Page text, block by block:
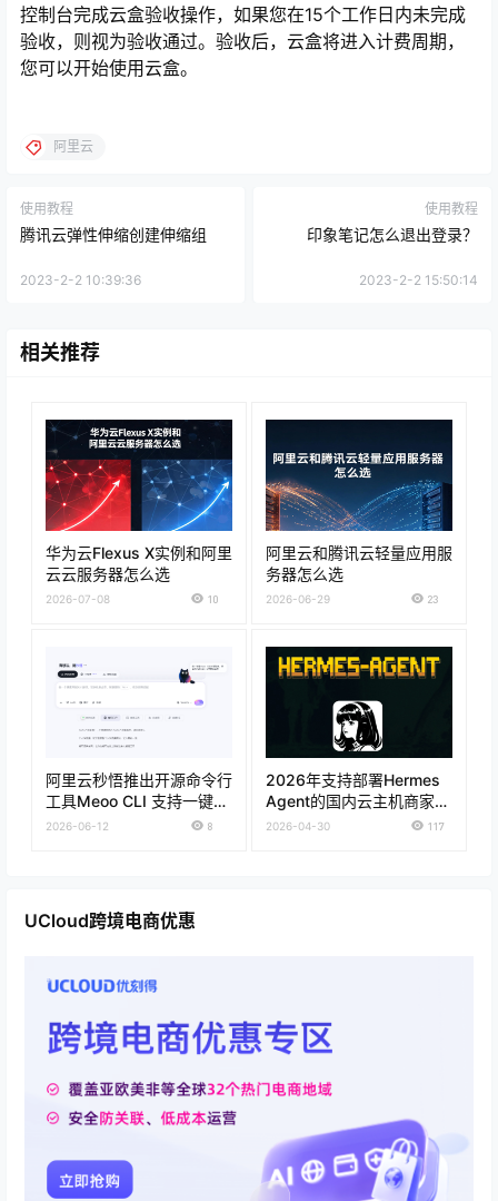
控制台完成云盒验收操作，如果您在15个工作日内未完成
验收，则视为验收通过。验收后，云盒将进入计费周期，
您可以开始使用云盒。
阿里云
使用教程
腾讯云弹性伸缩创建伸缩组
2023-2-2 10:39:36
使用教程
印象笔记怎么退出登录？
2023-2-2 15:50:14
相关推荐
华为云Flexus X实例和阿里
云云服务器怎么选
2026-07-08 10
阿里云和腾讯云轻量应用服
务器怎么选
2026-06-29 23
阿里云秒悟推出开源命令行
工具Meoo CLI 支持一键部
署上线
2026-06-12 8
2026年支持部署Hermes
Agent的国内云主机商家推
荐
2026-04-30 117
UCloud跨境电商优惠